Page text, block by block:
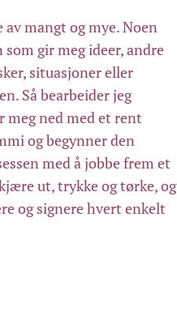
av mangt og mye. Noen
gir meg ideer, andre
situasjoner eller
Så bearbeider jeg
meg ned med et rent
og begynner den
med å jobbe frem et
ut, trykke og tørke, og
og signere hvert enkelt